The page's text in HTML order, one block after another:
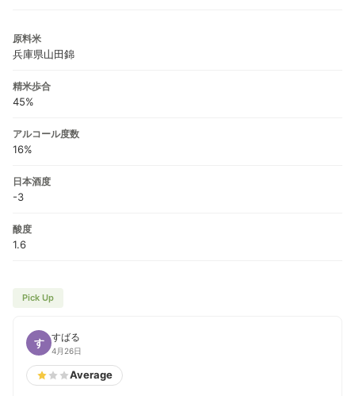
原料米
兵庫県山田錦
精米歩合
45%
アルコール度数
16%
日本酒度
-3
酸度
1.6
Pick Up
す すばる
4月26日
Average